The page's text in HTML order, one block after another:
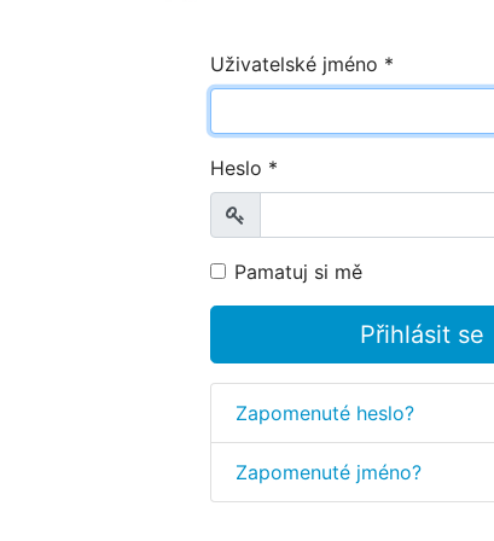
Uživatelské jméno *
Heslo *
Zobrazit
Pamatuj si mě
Přihlásit se
Zapomenuté heslo?
Zapomenuté jméno?